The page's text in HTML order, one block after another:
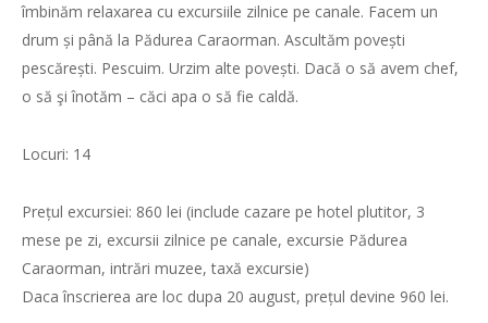
îmbinăm relaxarea cu excursiile zilnice pe canale. Facem un
drum și până la Pădurea Caraorman. Ascultăm povești
pescărești. Pescuim. Urzim alte povești. Dacă o să avem chef,
o să şi înotăm – căci apa o să fie caldă.
Locuri: 14
Prețul excursiei: 860 lei (include cazare pe hotel plutitor, 3
mese pe zi, excursii zilnice pe canale, excursie Pădurea
Caraorman, intrări muzee, taxă excursie)
Daca înscrierea are loc dupa 20 august, prețul devine 960 lei.